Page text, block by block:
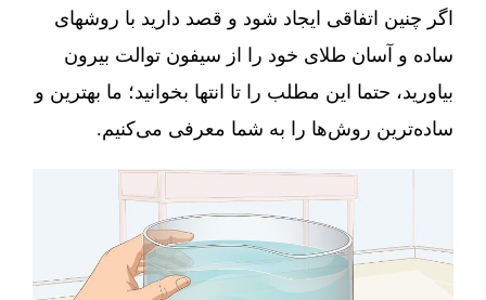
اگر چنین اتفاقی ایجاد شود و قصد دارید با روشهای
ساده و آسان طلای خود را از سیفون توالت بیرون
بیاورید، حتما این مطلب را تا انتها بخوانید؛ ما بهترین و
ساده‌ترین روش‌ها را به شما معرفی می‌کنیم.